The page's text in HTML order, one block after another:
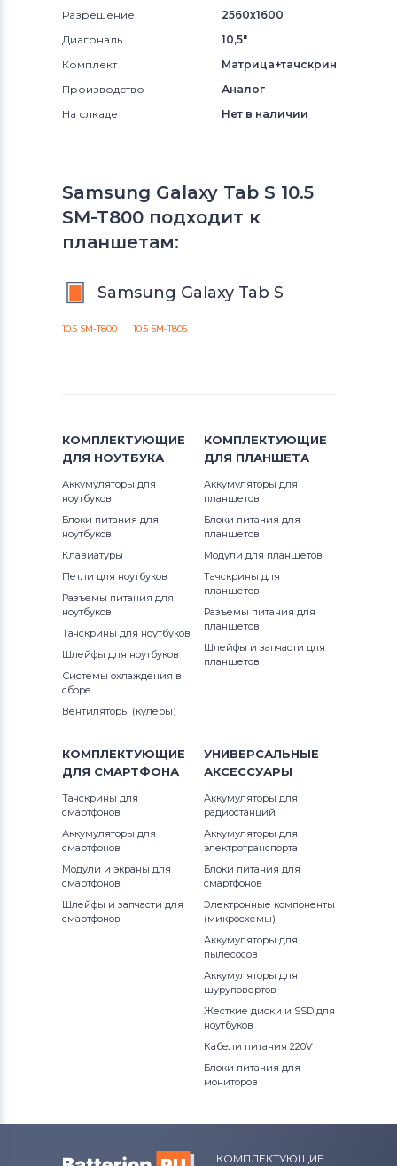
Разрешение
2560x1600
Диагональ
10,5"
Комплект
Матрица+тачскрин
Производство
Аналог
На слкаде
Нет в наличии
Samsung Galaxy Tab S 10.5
SM-T800 подходит к
планшетам:
Samsung Galaxy Tab S
10.5 SM-T800 10.5 SM-T805
КОМПЛЕКТУЮЩИЕ
ДЛЯ НОУТБУКА
Аккумуляторы для
ноутбуков
Блоки питания для
ноутбуков
Клавиатуры
Петли для ноутбуков
Разъемы питания для
ноутбуков
Тачскрины для ноутбуков
Шлейфы для ноутбуков
Системы охлаждения в
сборе
Вентиляторы (кулеры)
КОМПЛЕКТУЮЩИЕ
ДЛЯ ПЛАНШЕТА
Аккумуляторы для
планшетов
Блоки питания для
планшетов
Модули для планшетов
Тачскрины для
планшетов
Разъемы питания для
планшетов
Шлейфы и запчасти для
планшетов
КОМПЛЕКТУЮЩИЕ
ДЛЯ СМАРТФОНА
Тачскрины для
смартфонов
Аккумуляторы для
смартфонов
Модули и экраны для
смартфонов
Шлейфы и запчасти для
смартфонов
УНИВЕРСАЛЬНЫЕ
АКСЕССУАРЫ
Аккумуляторы для
радиостанций
Аккумуляторы для
электротранспорта
Блоки питания для
смартфонов
Электронные компоненты
(микросхемы)
Аккумуляторы для
пылесосов
Аккумуляторы для
шуруповертов
Жесткие диски и SSD для
ноутбуков
Кабели питания 220V
Блоки питания для
мониторов
КОМПЛЕКТУЮЩИЕ